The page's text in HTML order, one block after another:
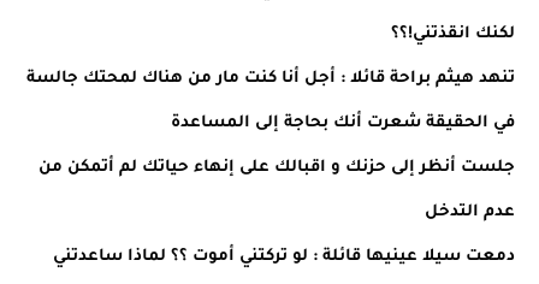
لكنك انقذتني!؟؟
تنهد هيثم براحة قائلا : أجل أنا كنت مار من هناك لمحتك جالسة
في الحقيقة شعرت أنك بحاجة إلى المساعدة
جلست أنظر إلى حزنك و اقبالك على إنهاء حياتك لم أتمكن من
عدم التدخل
دمعت سيلا عينيها قائلة : لو تركتني أموت ؟؟ لماذا ساعدتني